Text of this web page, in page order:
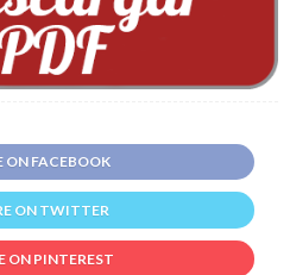
ON FACEBOOK
ON TWITTER
ON PINTEREST